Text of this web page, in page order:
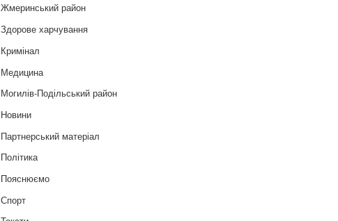
Жмеринський район
Здорове харчування
Кримінал
Медицина
Могилів-Подільський район
Новини
Партнерський матеріал
Політика
Пояснюємо
Спорт